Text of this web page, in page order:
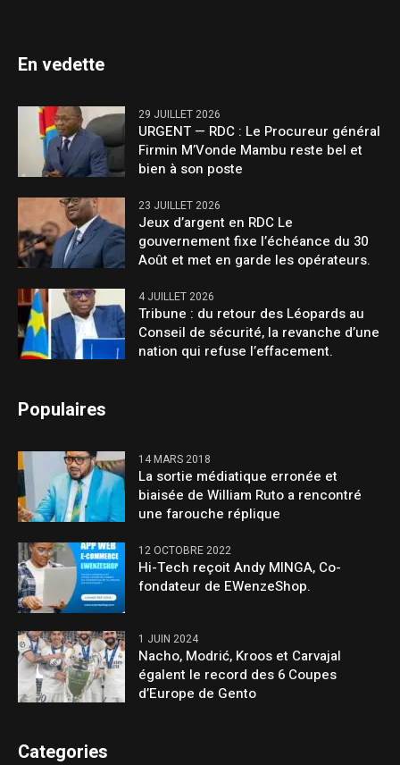
En vedette
29 JUILLET 2026
URGENT — RDC : Le Procureur général
Firmin M’Vonde Mambu reste bel et
bien à son poste
23 JUILLET 2026
Jeux d’argent en RDC Le
gouvernement fixe l’échéance du 30
Août et met en garde les opérateurs.
4 JUILLET 2026
Tribune : du retour des Léopards au
Conseil de sécurité, la revanche d’une
nation qui refuse l’effacement.
Populaires
14 MARS 2018
La sortie médiatique erronée et
biaisée de William Ruto a rencontré
une farouche réplique
12 OCTOBRE 2022
Hi-Tech reçoit Andy MINGA, Co-
fondateur de EWenzeShop.
1 JUIN 2024
Nacho, Modrić, Kroos et Carvajal
égalent le record des 6 Coupes
d’Europe de Gento
Categories